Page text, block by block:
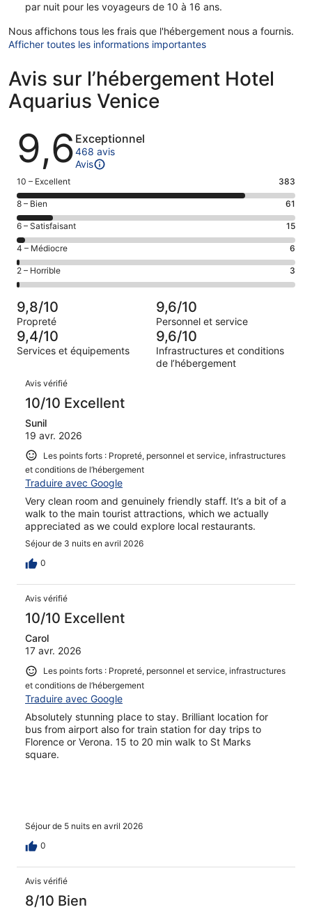
par nuit pour les voyageurs de 10 à 16 ans.
Nous affichons tous les frais que l'hébergement nous a fournis.
Afficher toutes les informations importantes
Avis sur l’hébergement Hotel
Aquarius Venice
Avis
9,6 Exceptionnel
468 avis
Avis
Note
des
voyageurs
de 10
(Excellent),
d’après 383 avis
sur 468.
10 – Excellent 383
Note
des
voyageurs
de 8
(Bien),
d’après 61 avis
sur 468.
8 – Bien 61
Note
des
voyageurs
de 6
(Satisfaisant),
sur 468.
6 – Satisfaisant 15
Note
des
voyageurs
de 4
(Médiocre),
d’après 6 avis
sur 468.
4 – Médiocre 6
Note
des
voyageurs
de 2
(Horrible),
d’après 3 avis
sur 468.
2 – Horrible 3
9,8/10
Propreté
9,6/10
Personnel et service
9,4/10
Services et équipements
9,6/10
Infrastructures et conditions
de l’hébergement
Avis
Avis vérifié
10/10 Excellent
Sunil
19 avr. 2026
Les points forts : Propreté, personnel et service, infrastructures
et conditions de l’hébergement
Traduire avec Google
Very clean room and genuinely friendly staff. It’s a bit of a
walk to the main tourist attractions, which we actually
appreciated as we could explore local restaurants.
Séjour de 3 nuits en avril 2026
0
Avis vérifié
10/10 Excellent
Carol
17 avr. 2026
Les points forts : Propreté, personnel et service, infrastructures
et conditions de l’hébergement
Traduire avec Google
Absolutely stunning place to stay. Brilliant location for
bus from airport also for train station for day trips to
Florence or Verona. 15 to 20 min walk to St Marks
square.
Séjour de 5 nuits en avril 2026
0
Avis vérifié
8/10 Bien